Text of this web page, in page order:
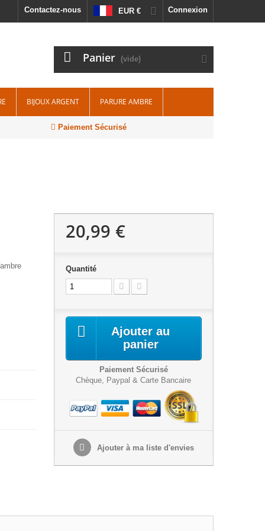
Connexion
EUR €
Contactez-nous
Panier (vide)
BIJOUX ARGENT PARURE AMBRE
Paiement Sécurisé
20,99 €
Quantité
Ajouter au
panier
Paiement Sécurisé
Chèque, Paypal & Carte Bancaire
Ajouter à ma liste d'envies